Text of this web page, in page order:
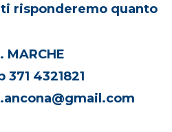
risponderemo quanto
371 4321821